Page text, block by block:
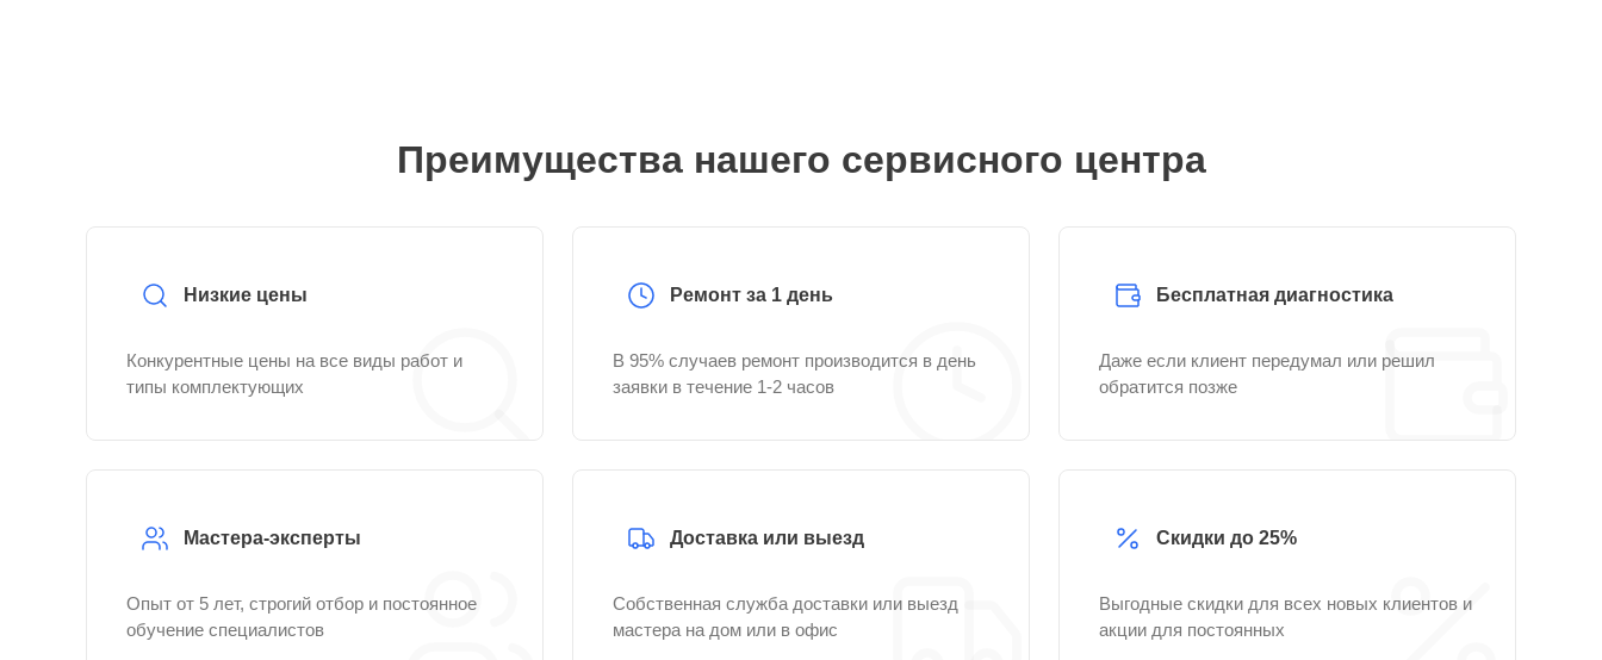
Преимущества нашего сервисного центра
Низкие цены
Конкурентные цены на все виды работ и
типы комплектующих
Ремонт за 1 день
В 95% случаев ремонт производится в день
заявки в течение 1-2 часов
Бесплатная диагностика
Даже если клиент передумал или решил
обратится позже
Мастера-эксперты
Опыт от 5 лет, строгий отбор и постоянное
обучение специалистов
Доставка или выезд
Собственная служба доставки или выезд
мастера на дом или в офис
Скидки до 25%
Выгодные скидки для всех новых клиентов и
акции для постоянных